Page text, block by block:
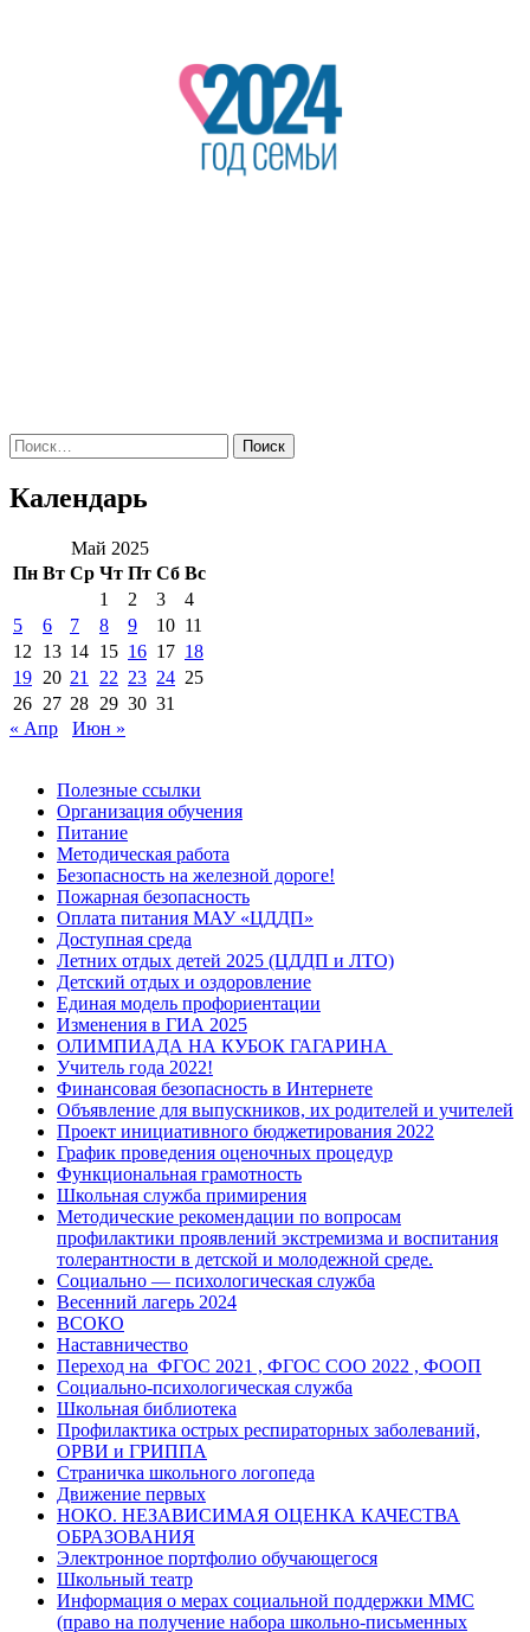
Поиск
по:
Календарь
Май 2025
Пн Вт Ср Чт Пт Сб Вс
1
2 3
4
5
6 7 8 9 10 11
12
13 14 15 16 17 18
19 20 21 22 23 24 25
26 27 28 29 30 31
« Апр
Июн »
Полезные ссылки
Организация обучения
Питание
Методическая работа
Безопасность на железной дороге!
Пожарная безопасность
Оплата питания МАУ «ЦДДП»
Доступная среда
Летних отдых детей 2025 (ЦДДП и ЛТО)
Детский отдых и оздоровление
Единая модель профориентации
Изменения в ГИА 2025
ОЛИМПИАДА НА КУБОК ГАГАРИНА
Учитель года 2022!
Финансовая безопасность в Интернете
Объявление для выпускников, их родителей и учителей
Проект инициативного бюджетирования 2022
График проведения оценочных процедур
Функциональная грамотность
Школьная служба примирения
Методические рекомендации по вопросам
профилактики проявлений экстремизма и воспитания
толерантности в детской и молодежной среде.
Социально — психологическая служба
Весенний лагерь 2024
ВСОКО
Наставничество
Переход на ФГОС 2021 , ФГОС СОО 2022 , ФООП
Социально-психологическая служба
Школьная библиотека
Профилактика острых респираторных заболеваний,
ОРВИ и ГРИППА
Страничка школьного логопеда
Движение первых
НОКО. НЕЗАВИСИМАЯ ОЦЕНКА КАЧЕСТВА
ОБРАЗОВАНИЯ
Электронное портфолио обучающегося
Школьный театр
Информация о мерах социальной поддержки ММС
(право на получение набора школьно-письменных